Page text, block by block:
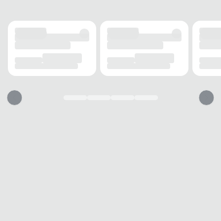
ADERÊNCIA
AMORTECIMENTO
Leve